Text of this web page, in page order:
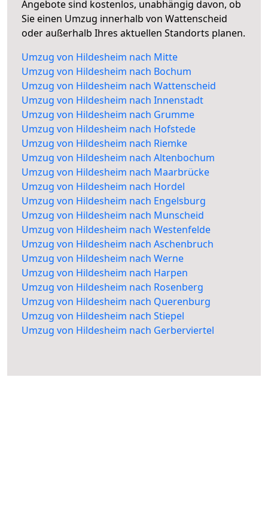
Angebote sind kostenlos, unabhängig davon, ob
Sie einen Umzug innerhalb von Wattenscheid
oder außerhalb Ihres aktuellen Standorts planen.
Umzug von Hildesheim nach Mitte
Umzug von Hildesheim nach Bochum
Umzug von Hildesheim nach Wattenscheid
Umzug von Hildesheim nach Innenstadt
Umzug von Hildesheim nach Grumme
Umzug von Hildesheim nach Hofstede
Umzug von Hildesheim nach Riemke
Umzug von Hildesheim nach Altenbochum
Umzug von Hildesheim nach Maarbrücke
Umzug von Hildesheim nach Hordel
Umzug von Hildesheim nach Engelsburg
Umzug von Hildesheim nach Munscheid
Umzug von Hildesheim nach Westenfelde
Umzug von Hildesheim nach Aschenbruch
Umzug von Hildesheim nach Werne
Umzug von Hildesheim nach Harpen
Umzug von Hildesheim nach Rosenberg
Umzug von Hildesheim nach Querenburg
Umzug von Hildesheim nach Stiepel
Umzug von Hildesheim nach Gerberviertel